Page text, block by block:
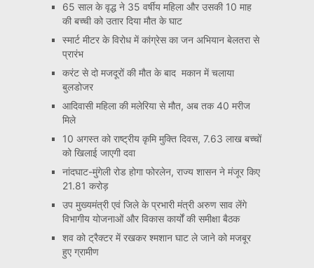
65 साल के वृद्ध ने 35 वर्षीय महिला और उसकी 10 माह
की बच्ची को उतार दिया मौत के घाट
स्मार्ट मीटर के विरोध में कांग्रेस का जन अभियान बेलतरा से
प्रारंभ
करंट से दो मजदूरों की मौत के बाद मकान में चलाया
बुलडोजर
आदिवासी महिला की मलेरिया से मौत, अब तक 40 मरीज
मिले
10 अगस्त को राष्ट्रीय कृमि मुक्ति दिवस, 7.63 लाख बच्चों
को खिलाई जाएगी दवा
नांदघाट-मुंगेली रोड होगा फोरलेन, राज्य शासन ने मंजूर किए
21.81 करोड़
उप मुख्यमंत्री एवं जिले के प्रभारी मंत्री अरुण साव लेंगे
विभागीय योजनाओं और विकास कार्यों की समीक्षा बैठक
शव को ट्रैक्टर में रखकर श्मशान घाट ले जाने को मजबूर
हुए ग्रामीण